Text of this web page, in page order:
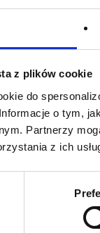
z plików cookie
do
o tym,
Partnerzy
z ich
które
ono przynieść
będą
dużą ilością
czegoś, co de
o